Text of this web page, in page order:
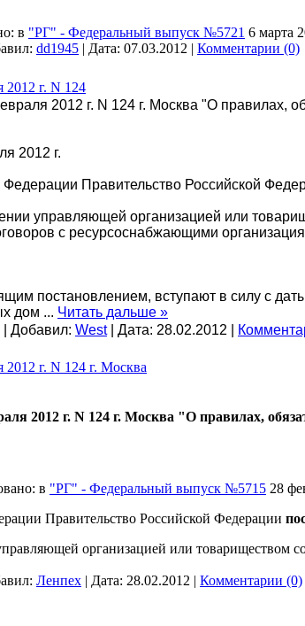
в "РГ" - Федеральный выпуск №5721 6 марта
dd1945 | Дата: 07.03.2012 | Комментарии (0)
2012 г. N 124
2012 г. N 124 г. Москва "О правилах,
2012 г.
Правительство Российской
управляющей организацией или
с ресурсоснабжающими
постановлением, вступают в силу с
дом ... Читать дальше »
| Добавил: West| Дата: 28.02.2012
г. N 124 г. Москва
2012 г. N 124 г. Москва "О правилах,
в "РГ" - Федеральный выпуск №5715 28
Правительство Российской Федерации
организацией или товариществом
Ленпех | Дата: 28.02.2012 | Комментарии (0)